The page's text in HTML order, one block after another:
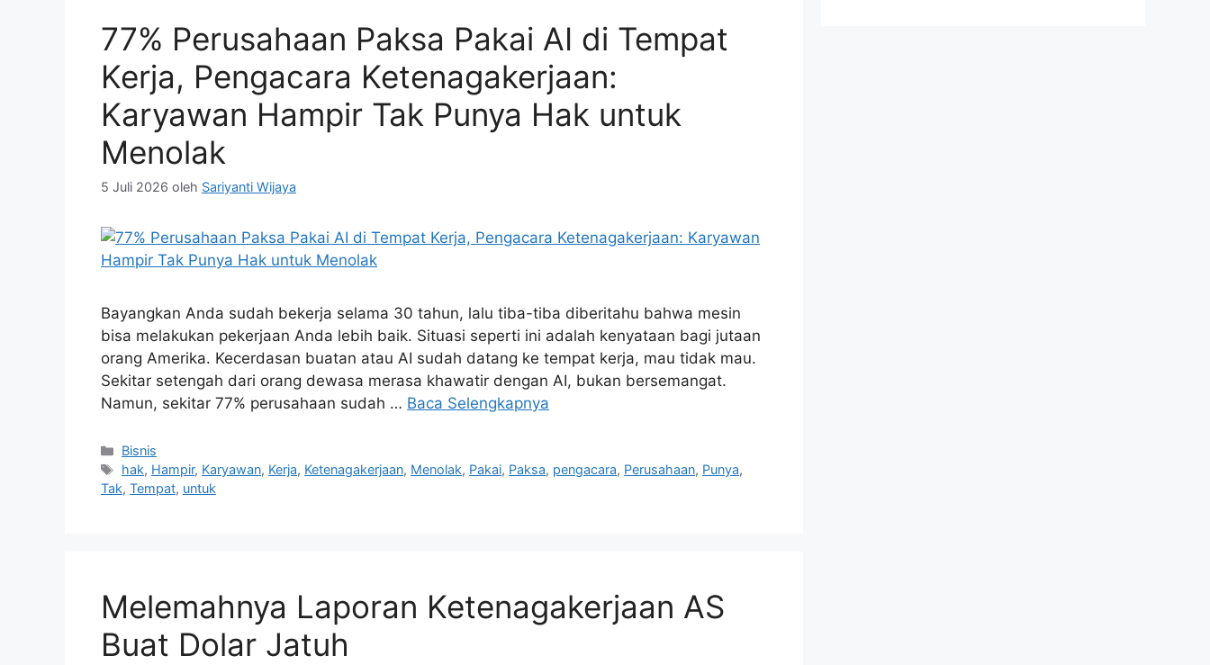
77% Perusahaan Paksa Pakai AI di Tempat
Kerja, Pengacara Ketenagakerjaan:
Karyawan Hampir Tak Punya Hak untuk
Menolak
5 Juli 2026 oleh Sariyanti Wijaya
Bayangkan Anda sudah bekerja selama 30 tahun, lalu tiba-tiba diberitahu bahwa mesin
bisa melakukan pekerjaan Anda lebih baik. Situasi seperti ini adalah kenyataan bagi jutaan
orang Amerika. Kecerdasan buatan atau AI sudah datang ke tempat kerja, mau tidak mau.
Sekitar setengah dari orang dewasa merasa khawatir dengan AI, bukan bersemangat.
Namun, sekitar 77% perusahaan sudah … Baca Selengkapnya
Kategori
Bisnis
Tag
hak, Hampir, Karyawan, Kerja, Ketenagakerjaan, Menolak, Pakai, Paksa, pengacara, Perusahaan, Punya,
Tak, Tempat, untuk
Melemahnya Laporan Ketenagakerjaan AS
Buat Dolar Jatuh